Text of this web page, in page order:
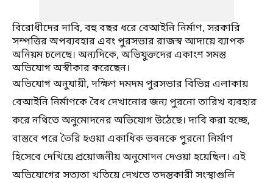
বিরোধীদের দাবি, বহু বছর ধরে বেআইনি নির্মাণ, সরকারি
সম্পত্তির অপব্যবহার এবং পুরসভার রাজস্ব আদায়ে ব্যাপক
অনিয়ম চলেছে। অন্যদিকে, অভিযুক্তদের একাংশ সমস্ত
অভিযোগ অস্বীকার করেছেন।
অভিযোগ অনুযায়ী, দক্ষিণ দমদম পুরসভার বিভিন্ন এলাকায়
বেআইনি নির্মাণকে বৈধ দেখানোর জন্য পুরনো তারিখ ব্যবহার
করে নথিতে অনুমোদনের অভিযোগ উঠেছে। দাবি করা হচ্ছে,
বাস্তবে পরে তৈরি হওয়া একাধিক ভবনকে পুরনো নির্মাণ
হিসেবে দেখিয়ে প্রয়োজনীয় অনুমোদন দেওয়া হয়েছিল। এই
অভিযোগের সত্যতা খতিয়ে দেখতে তদন্তকারী সংস্থাগুলি